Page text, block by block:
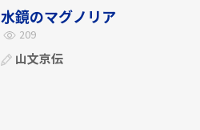
水鏡のマグノリア
209
山文京伝